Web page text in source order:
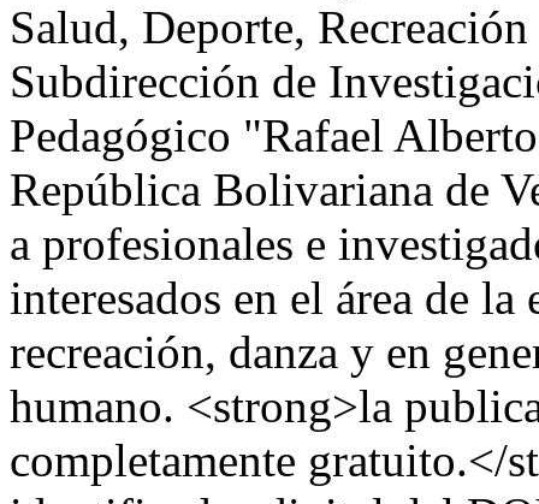
Salud, Deporte,
Subdirección de
Pedagógico "Rafael
República Bolivariana de
a profesionales e
interesados en el área de
recreación, danza y en
humano. <strong>la
completamente gratuito.</